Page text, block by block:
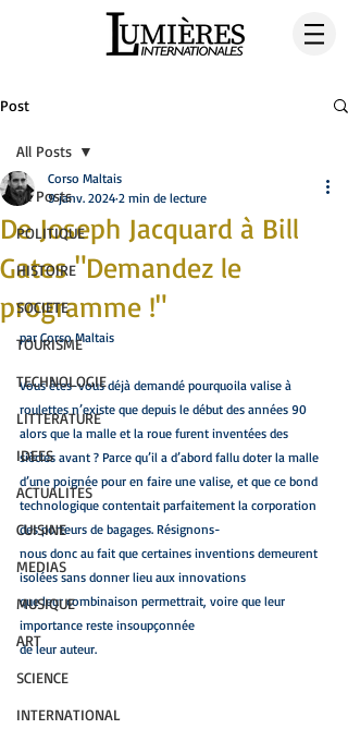
Post
All Posts
POLITIQUE
HISTOIRE
SOCIETE
TOURISME
TECHNOLOGIE
LITTERATURE
IDEES
ACTUALITES
CUISINE
MEDIAS
MUSIQUE
ART
SCIENCE
INTERNATIONAL
All Posts
De Joseph Jacquard à Bill
Gates "Demandez le
programme !"
Corso Maltais
9 janv. 2024 2 min de lecture
par Corso Maltais
Vous êtes-vous déjà demandé pourquoila valise à
roulettes n’existe que depuis le début des années 90
alors que la malle et la roue furent inventées des
siècles avant ? Parce qu’il a d’abord fallu doter la malle
d’une poignée pour en faire une valise, et que ce bond
technologique contentait parfaitement la corporation
des porteurs de bagages. Résignons-
nous donc au fait que certaines inventions demeurent
isolées sans donner lieu aux innovations
que leur combinaison permettrait, voire que leur
importance reste insoupçonnée
de leur auteur.